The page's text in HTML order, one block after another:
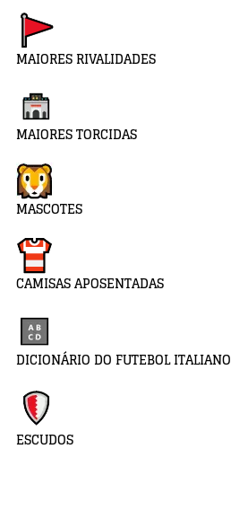
MAIORES RIVALIDADES
MAIORES TORCIDAS
MASCOTES
CAMISAS APOSENTADAS
DICIONÁRIO DO FUTEBOL ITALIANO
ESCUDOS